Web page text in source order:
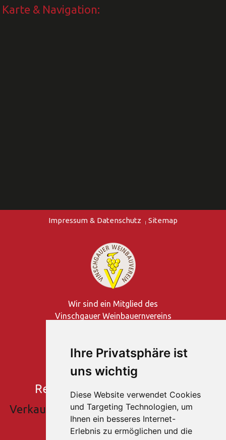
Ihre Privatsphäre ist
uns wichtig
Diese Website verwendet Cookies
und Targeting Technologien, um
Ihnen ein besseres Internet-
Erlebnis zu ermöglichen und die
Karte & Navigation:
Impressum & Datenschutz Sitemap
Wir sind ein Mitglied des
Vinschgauer Weinbauernvereins
Rebhof- Vinschgau - Südtirol
Verkauf und Verkostung von Rotwein und
Weißwein